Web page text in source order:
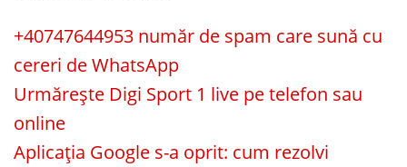
+40747644953 număr de spam care sună cu
cereri de WhatsApp
Urmărește Digi Sport 1 live pe telefon sau
online
Aplicația Google s-a oprit: cum rezolvi